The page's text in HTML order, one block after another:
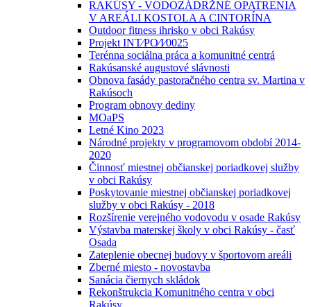
RAKÚSY - VODOZÁDRŽNÉ OPATRENIA
V AREÁLI KOSTOLA A CINTORÍNA
Outdoor fitness ihrisko v obci Rakúsy
Projekt INT⁄PO⁄I⁄0025
Terénna sociálna práca a komunitné centrá
Rakúsanské augustové slávnosti
Obnova fasády pastoračného centra sv. Martina v
Rakúsoch
Program obnovy dediny
MOaPS
Letné Kino 2023
Národné projekty v programovom období 2014-
2020
Činnosť miestnej občianskej poriadkovej služby
v obci Rakúsy
Poskytovanie miestnej občianskej poriadkovej
služby v obci Rakúsy - 2018
Rozšírenie verejného vodovodu v osade Rakúsy
Výstavba materskej školy v obci Rakúsy - časť
Osada
Zateplenie obecnej budovy v športovom areáli
Zberné miesto - novostavba
Sanácia čiernych skládok
Rekonštrukcia Komunitného centra v obci
Rakúsy